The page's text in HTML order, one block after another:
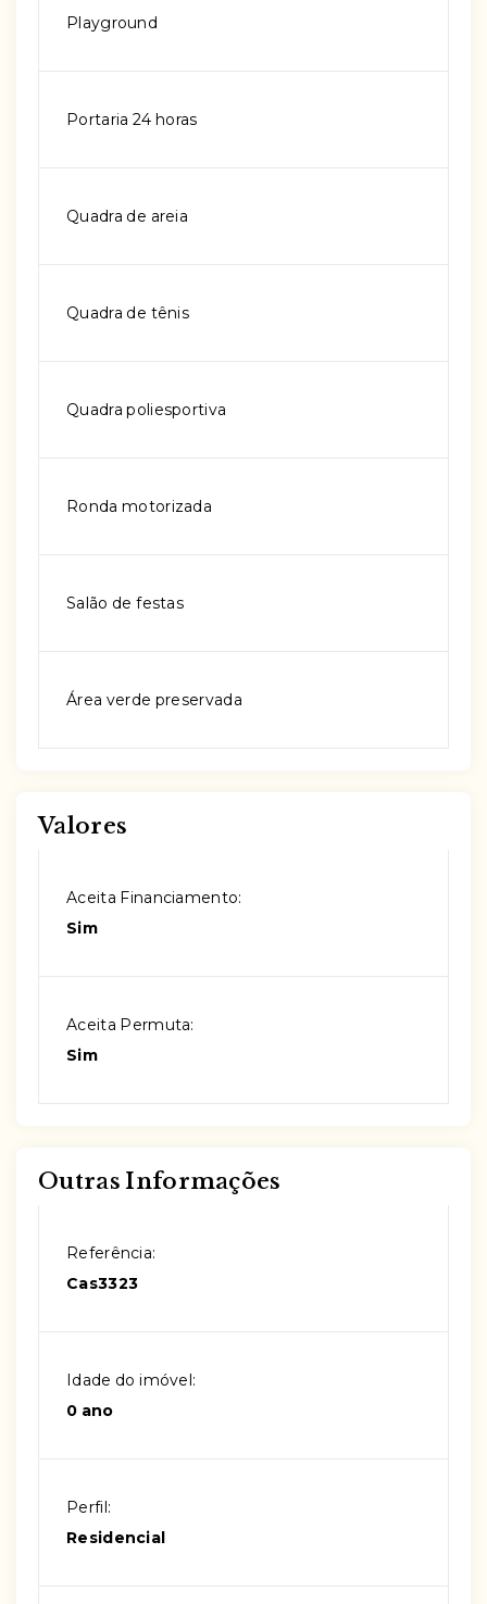
Playground
Portaria 24 horas
Quadra de areia
Quadra de tênis
Quadra poliesportiva
Ronda motorizada
Salão de festas
Área verde preservada
Valores
Aceita Financiamento:
Sim
Aceita Permuta:
Sim
Outras Informações
Referência:
Cas3323
Idade do imóvel:
0 ano
Perfil:
Residencial